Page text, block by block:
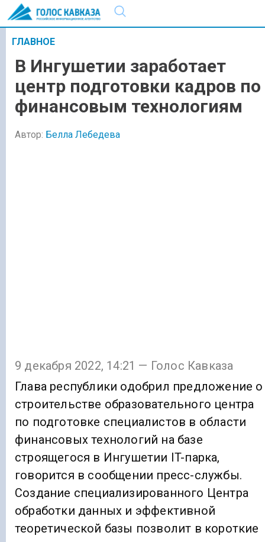
ГЛАВНОЕ
В Ингушетии заработает
центр подготовки кадров по
финансовым технологиям
Автор: Белла Лебедева
9 декабря 2022, 14:21 — Голос Кавказа
Глава республики одобрил предложение о
строительстве образовательного центра
по подготовке специалистов в области
финансовых технологий на базе
строящегося в Ингушетии IT-парка,
говорится в сообщении пресс-службы.
Создание специализированного Центра
обработки данных и эффективной
теоретической базы позволит в короткие